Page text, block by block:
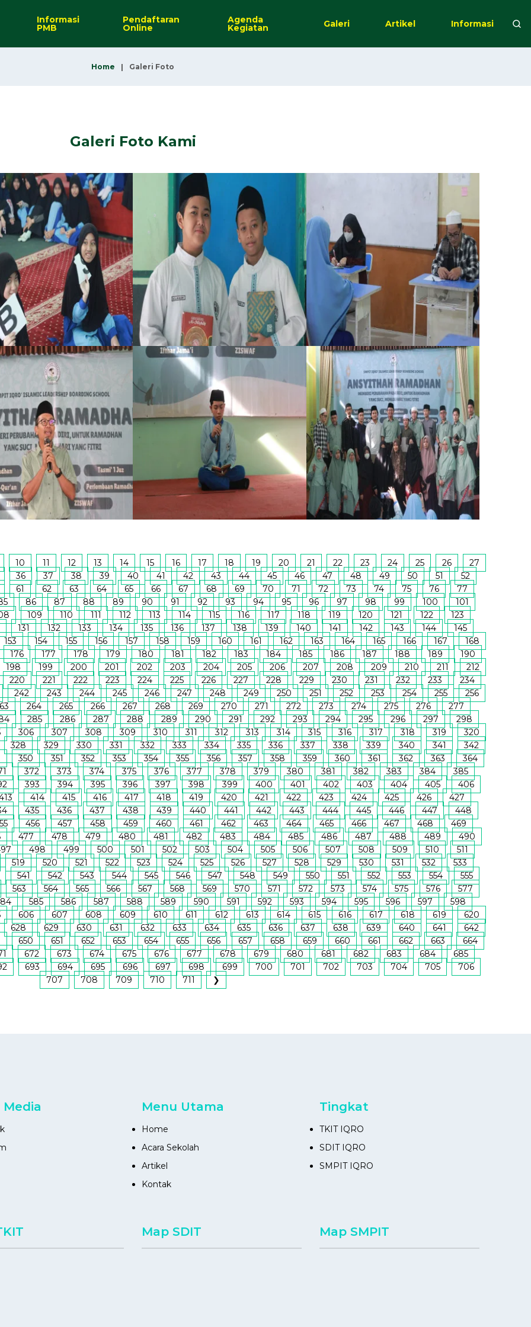
Informasi
PMB
Pendaftaran
Online
Agenda
Kegiatan Galeri Artikel Informasi
Home Galeri Foto
Galeri Foto Kami
10 11 12 13 14 15 16 17 18 19 20 21 22 23 24 25 26
27
36
37 38 39 40 41 42 43 44 45 46 47 48 49 50 51
52
61
62 63 64 65 66 67 68 69 70 71 72 73 74 75 76
77
86 87 88 89 90 91 92 93 94 95 96 97 98 99 100
101
109 110 111 112 113 114 115 116 117 118 119 120 121 122
123
131
132 133 134 135 136 137 138 139 140 141 142 143 144
145
153
154 155 156 157 158 159 160 161 162 163 164 165 166 167
168
176
177 178 179 180 181 182 183 184 185 186 187 188 189
190
198
199 200 201 202 203 204 205 206 207 208 209 210 211
212
220
221 222 223 224 225 226 227 228 229 230 231 232 233
234
242
243 244 245 246 247 248 249 250 251 252 253 254 255
256
264 265 266 267 268 269 270 271 272 273 274 275 276
277
285 286 287 288 289 290 291 292 293 294 295 296 297
298
306 307 308 309 310 311 312 313 314 315 316 317 318 319
320
328
329 330 331 332 333 334 335 336 337 338 339 340 341
342
350 351 352 353 354 355 356 357 358 359 360 361 362 363
364
372 373 374 375 376 377 378 379 380 381 382 383 384
385
393 394 395 396 397 398 399 400 401 402 403 404 405
406
414 415 416 417 418 419 420 421 422 423 424 425 426
427
435 436 437 438 439 440 441 442 443 444 445 446 447
448
456 457 458 459 460 461 462 463 464 465 466 467 468
469
477 478 479 480 481 482 483 484 485 486 487 488 489
490
498 499 500 501 502 503 504 505 506 507 508 509 510
511
519
520 521 522 523 524 525 526 527 528 529 530 531 532
533
541
542 543 544 545 546 547 548 549 550 551 552 553 554
555
563
564 565 566 567 568 569 570 571 572 573 574 575 576
577
585 586 587 588 589 590 591 592 593 594 595 596 597
598
606 607 608 609 610 611 612 613 614 615 616 617 618 619
620
628
629 630 631 632 633 634 635 636 637 638 639 640 641
642
650 651 652 653 654 655 656 657 658 659 660 661 662 663
664
672 673 674 675 676 677 678 679 680 681 682 683 684
685
693 694 695 696 697 698 699 700 701 702 703 704 705
706
707
708 709 710 711 ❯
Media Menu Utama
Home
Acara Sekolah
Artikel
Kontak
Tingkat
TKIT IQRO
SDIT IQRO
SMPIT IQRO
Map SDIT Map SMPIT